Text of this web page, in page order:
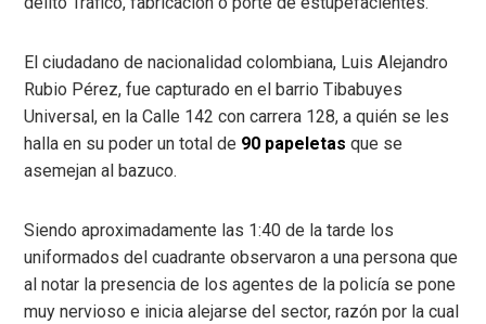
El ciudadano de nacionalidad colombiana, Luis Alejandro
Rubio Pérez, fue capturado en el barrio Tibabuyes
Universal, en la Calle 142 con carrera 128, a quién se les
halla en su poder un total de 90 papeletas que se
asemejan al bazuco.
Siendo aproximadamente las 1:40 de la tarde los
uniformados del cuadrante observaron a una persona que
al notar la presencia de los agentes de la policía se pone
muy nervioso e inicia alejarse del sector, razón por la cual